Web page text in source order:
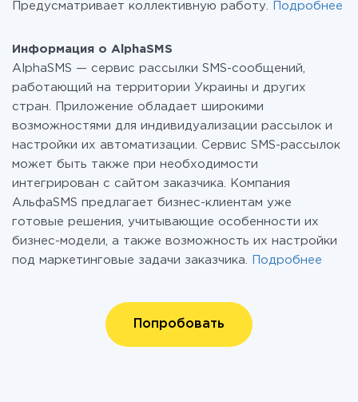
Предусматривает коллективную работу.
Подробнее
Информация о AlphaSMS
AlphaSMS — сервис рассылки SMS-сообщений,
работающий на территории Украины и других
стран. Приложение обладает широкими
возможностями для индивидуализации рассылок и
настройки их автоматизации. Сервис SMS-рассылок
может быть также при необходимости
интегрирован с сайтом заказчика. Компания
АльфаSMS предлагает бизнес-клиентам уже
готовые решения, учитывающие особенности их
бизнес-модели, а также возможность их настройки
под маркетинговые задачи заказчика.
Подробнее
Попробовать